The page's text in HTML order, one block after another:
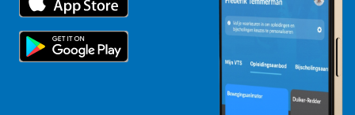
Topsporters
Voor de pers